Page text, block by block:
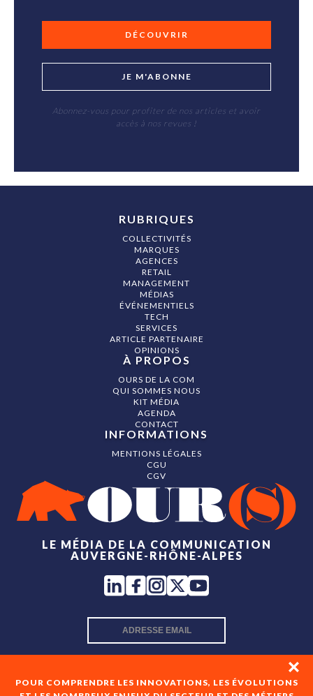
DÉCOUVRIR
JE M'ABONNE
Abonnez-vous pour profiter de nos articles et avoir
accès à nos revues !
POUR COMPRENDRE LES INNOVATIONS, LES ÉVOLUTIONS
LE MÉDIA DE LA COMMUNICATION
AUVERGNE-RHÔNE-ALPES
RUBRIQUES
COLLECTIVITÉS
MARQUES
AGENCES
RETAIL
MANAGEMENT
MÉDIAS
ÉVÉNEMENTIELS
TECH
SERVICES
ARTICLE PARTENAIRE
OPINIONS
À PROPOS
OURS DE LA COM
QUI SOMMES NOUS
KIT MÉDIA
AGENDA
CONTACT
INFORMATIONS
MENTIONS LÉGALES
CGU
CGV